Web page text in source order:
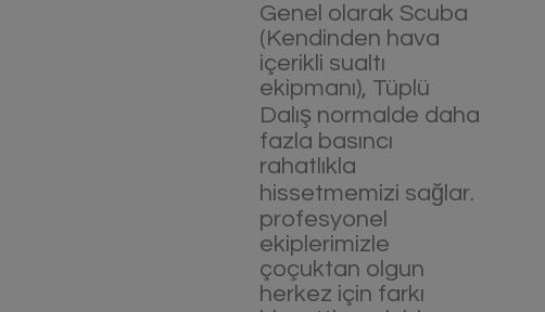
Genel olarak Scuba
(Kendinden hava
içerikli sualtı
ekipmanı), Tüplü
Dalış normalde daha
fazla basıncı
rahatlıkla
hissetmemizi sağlar.
profesyonel
ekiplerimizle
çoçuktan olgun
herkez için farkı